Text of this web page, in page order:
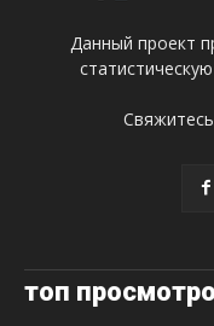
Данный проект
топ